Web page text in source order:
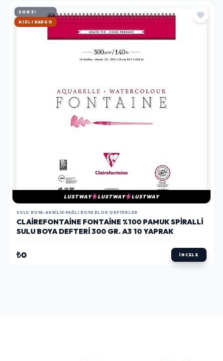
SON 3!
HIZLI KARGO
LUSTWAY LUSTWAY LUSTWAY
SULU BOYA-AKRILIK-YAĞLI BOYA BLOK DEFTERLER
CLAIREFONTAINE FONTAINE %100 PAMUK SPIRALLI
SULU BOYA DEFTERI 300 GR. A3 10 YAPRAK
₺0 İNCELE